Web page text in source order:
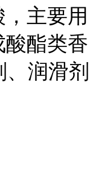
主要用
酯类香
、润滑剂